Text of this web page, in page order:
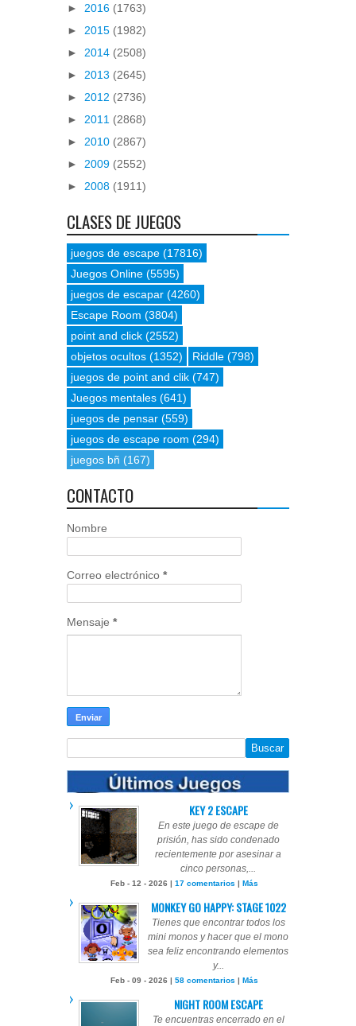
► 2016 (1763)
► 2015 (1982)
► 2014 (2508)
► 2013 (2645)
► 2012 (2736)
► 2011 (2868)
► 2010 (2867)
► 2009 (2552)
► 2008 (1911)
CLASES DE JUEGOS
juegos de escape (17816)
Juegos Online (5595)
juegos de escapar (4260)
Escape Room (3804)
point and click (2552)
objetos ocultos (1352) Riddle (798)
juegos de point and clik (747)
Juegos mentales (641)
juegos de pensar (559)
juegos de escape room (294)
juegos bñ (167)
CONTACTO
Nombre
Correo electrónico *
Mensaje *
KEY 2 ESCAPE
En este juego de escape de
prisión, has sido condenado
recientemente por asesinar a
cinco personas,...
Feb - 12 - 2026 | 17 comentarios | Más
MONKEY GO HAPPY: STAGE 1022
Tienes que encontrar todos los
mini monos y hacer que el mono
sea feliz encontrando elementos
y...
Feb - 09 - 2026 | 58 comentarios | Más
NIGHT ROOM ESCAPE
Te encuentras encerrado en el